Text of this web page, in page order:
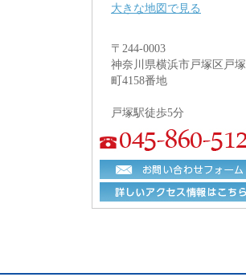
大きな地図で見る
〒244-0003
神奈川県横浜市戸塚区戸塚
町4158番地
戸塚駅徒歩5分